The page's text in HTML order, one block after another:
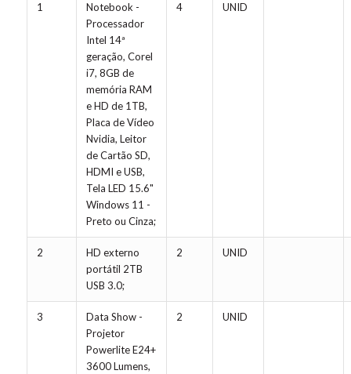
1
Notebook -
Processador
Intel 14ª
geração, Corel
i7, 8GB de
memória RAM
e HD de 1TB,
Placa de Vídeo
Nvidia, Leitor
de Cartão SD,
HDMI e USB,
Tela LED 15.6"
Windows 11 -
Preto ou Cinza;
4 UNID
2
HD externo
portátil 2TB
USB 3.0;
2 UNID
3
Data Show -
Projetor
Powerlite E24+
3600 Lumens,
2 UNID